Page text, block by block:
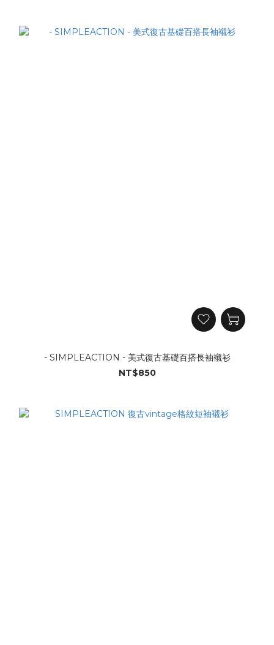
- SIMPLEACTION - 美式復古基礎百搭長袖襯衫
NT$850